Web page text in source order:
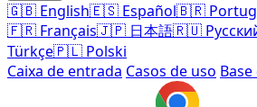
🇬🇧 English🇪🇸 Español🇧🇷
🇫🇷 Français🇯🇵 日本語🇷🇺
Türkçe🇵🇱 Polski
Caixa de entrada Casos de uso